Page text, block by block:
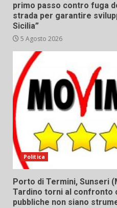
primo passo contro fuga
strada per garantire
Sicilia”
5 Agosto 2026
Politica
Porto di Termini, Sunseri
Tardino torni al confronto
pubbliche non siano